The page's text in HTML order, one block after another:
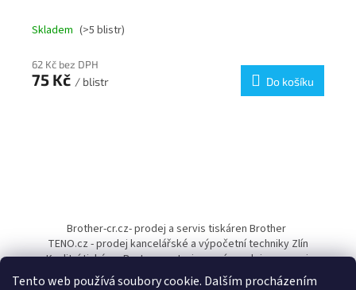
Tento web používá soubory cookie. Dalším procházením
Skladem (>5 blistr)
62 Kč bez DPH
75 Kč / blistr Do košíku
a
Brother-cr.cz- prodej a servis tiskáren Brother
TENO.cz - prodej kancelářské a výpočetní techniky Zlín
Kvalitní tiskárny Pantum - autorizovaný prodejce a servis